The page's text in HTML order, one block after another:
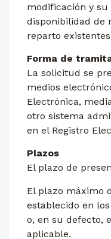
modificación y
disponibilidad de
reparto
Forma de
La solicitud se
medios
Electrónica,
otro sistema
en el Registro
Plazos
El plazo de
El plazo máximo
establecido en
o, en su defecto,
aplicable.